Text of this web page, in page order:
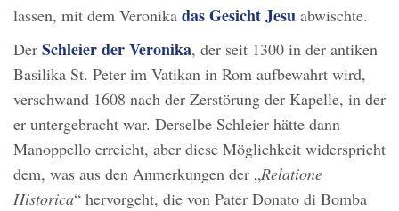
lassen, mit dem Veronika das Gesicht Jesu abwischte.
Der Schleier der Veronika, der seit 1300 in der antiken
Basilika St. Peter im Vatikan in Rom aufbewahrt wird,
verschwand 1608 nach der Zerstörung der Kapelle, in der
er untergebracht war. Derselbe Schleier hätte dann
Manoppello erreicht, aber diese Möglichkeit widerspricht
dem, was aus den Anmerkungen der „Relatione
Historica“ hervorgeht, die von Pater Donato di Bomba